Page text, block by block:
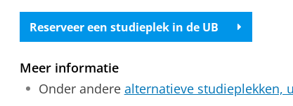
Reserveer een studieplek in de UB
Meer informatie
Onder andere alternatieve studieplekken,